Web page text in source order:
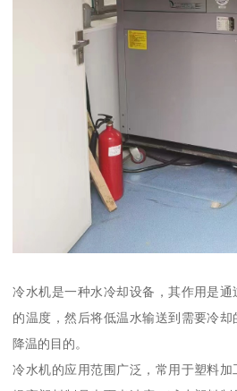
冷水机是一种水冷却设备，其作用是
的温度，然后将低温水输送到需要冷
降温的目的。
冷水机的应用范围广泛，常用于塑料